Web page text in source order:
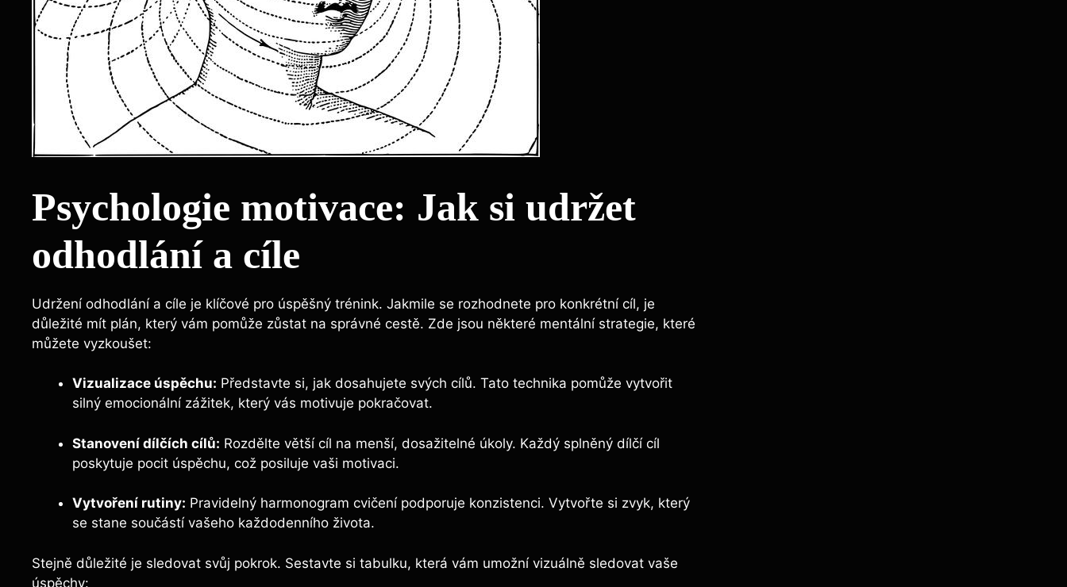
Psychologie motivace: Jak si udržet
odhodlání a cíle
Udržení odhodlání a cíle je klíčové pro úspěšný trénink. Jakmile se rozhodnete pro konkrétní cíl, je
důležité mít plán, který vám pomůže zůstat na správné cestě. Zde jsou některé mentální strategie, které
můžete vyzkoušet:
Vizualizace úspěchu: Představte si, jak dosahujete svých cílů. Tato technika pomůže vytvořit
silný emocionální zážitek, který vás motivuje pokračovat.
Stanovení dílčích cílů: Rozdělte větší cíl na menší, dosažitelné úkoly. Každý splněný dílčí cíl
poskytuje pocit úspěchu, což posiluje vaši motivaci.
Vytvoření rutiny: Pravidelný harmonogram cvičení podporuje konzistenci. Vytvořte si zvyk, který
se stane součástí vašeho každodenního života.
Stejně důležité je sledovat svůj pokrok. Sestavte si tabulku, která vám umožní vizuálně sledovat vaše
úspěchy: